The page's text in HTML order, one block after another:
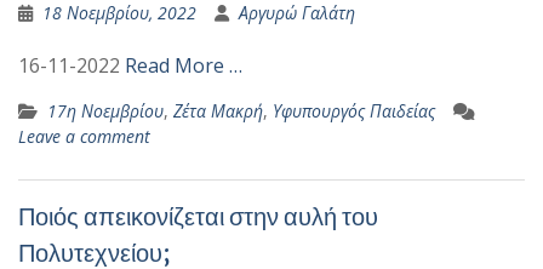
18 Νοεμβρίου, 2022 Αργυρώ Γαλάτη
16-11-2022 Read More …
17η Νοεμβρίου, Ζέτα Μακρή, Υφυπουργός Παιδείας
Leave a comment
Ποιός απεικονίζεται στην αυλή του
Πολυτεχνείου;